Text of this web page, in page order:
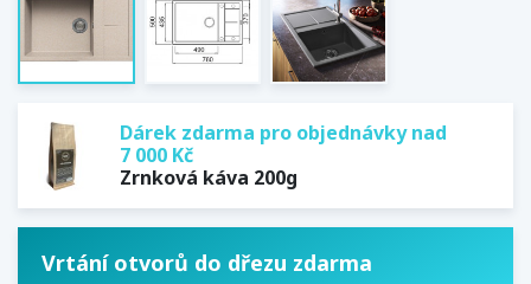
Dárek zdarma pro objednávky nad
7 000 Kč
Zrnková káva 200g
Vrtání otvorů do dřezu zdarma